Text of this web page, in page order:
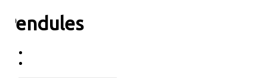
Pendules